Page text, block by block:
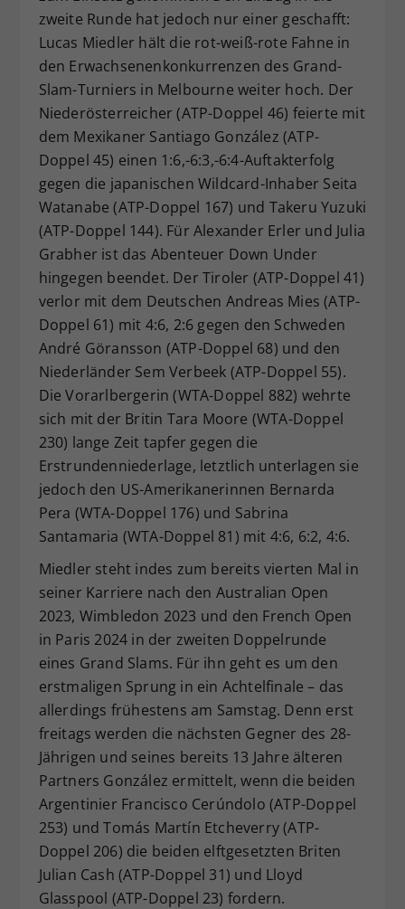
zweite Runde hat jedoch nur einer geschafft:
Lucas Miedler hält die rot-weiß-rote Fahne in
den Erwachsenenkonkurrenzen des Grand-
Slam-Turniers in Melbourne weiter hoch. Der
Niederösterreicher (ATP-Doppel 46) feierte mit
dem Mexikaner Santiago González (ATP-
Doppel 45) einen 1:6,-6:3,-6:4-Auftakterfolg
gegen die japanischen Wildcard-Inhaber Seita
Watanabe (ATP-Doppel 167) und Takeru Yuzuki
(ATP-Doppel 144). Für Alexander Erler und Julia
Grabher ist das Abenteuer Down Under
hingegen beendet. Der Tiroler (ATP-Doppel 41)
verlor mit dem Deutschen Andreas Mies (ATP-
Doppel 61) mit 4:6, 2:6 gegen den Schweden
André Göransson (ATP-Doppel 68) und den
Niederländer Sem Verbeek (ATP-Doppel 55).
Die Vorarlbergerin (WTA-Doppel 882) wehrte
sich mit der Britin Tara Moore (WTA-Doppel
230) lange Zeit tapfer gegen die
Erstrundenniederlage, letztlich unterlagen sie
jedoch den US-Amerikanerinnen Bernarda
Pera (WTA-Doppel 176) und Sabrina
Santamaria (WTA-Doppel 81) mit 4:6, 6:2, 4:6.
Miedler steht indes zum bereits vierten Mal in
seiner Karriere nach den Australian Open
2023, Wimbledon 2023 und den French Open
in Paris 2024 in der zweiten Doppelrunde
eines Grand Slams. Für ihn geht es um den
erstmaligen Sprung in ein Achtelfinale – das
allerdings frühestens am Samstag. Denn erst
freitags werden die nächsten Gegner des 28-
Jährigen und seines bereits 13 Jahre älteren
Partners González ermittelt, wenn die beiden
Argentinier Francisco Cerúndolo (ATP-Doppel
253) und Tomás Martín Etcheverry (ATP-
Doppel 206) die beiden elftgesetzten Briten
Julian Cash (ATP-Doppel 31) und Lloyd
Glasspool (ATP-Doppel 23) fordern.
Zweck
Dieser Wert speichert Ihre Consent-
Einstellungen. Unter anderem eine
zufällig generierte ID, für die
historische Speicherung Ihrer
Webseiten-Betreiber dies eingestellt
hat.